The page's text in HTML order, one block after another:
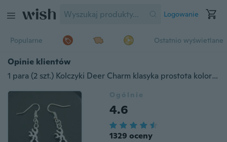
Logowanie
Popularne Ostatnio wyświetlane
Opinie klientów
1 para (2 szt.) Kolczyki Deer Charm klasyka prostota kolor podstawowy ręcznie robione akcesoria do biżuterii DIY E168
Ogólnie
4.6
1329 oceny